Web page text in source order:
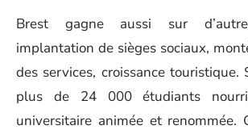
Brest gagne aussi sur
implantation de sièges sociaux,
des services, croissance touristique.
plus de 24 000 étudiants
universitaire animée et renommée.